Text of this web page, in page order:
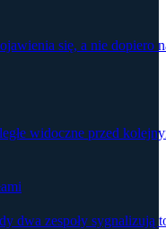
się, a nie dopiero
widoczne przed
dwa zespoły sygnalizują